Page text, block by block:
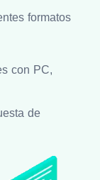
formatos
con PC,
de